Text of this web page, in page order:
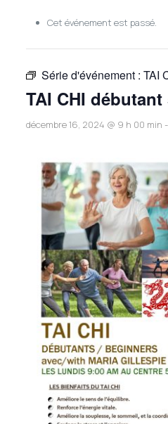
Cet événement est passé.
Série d'événement : TAI
TAI CHI débutant
décembre 16, 2024 @ 9 h 00 min -